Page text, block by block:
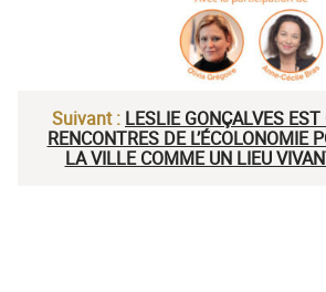
Suivant : LESLIE GONÇALVES EST
RENCONTRES DE L’ÉCOLONOMIE
LA VILLE COMME UN LIEU